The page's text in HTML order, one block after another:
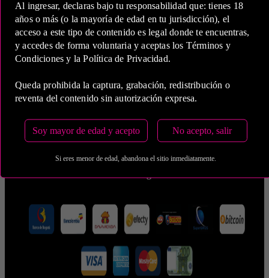
Al ingresar, declaras bajo tu responsabilidad que: tienes 18
años o más (o la mayoría de edad en tu jurisdicción), el
acceso a este tipo de contenido es legal donde te encuentras,
y accedes de forma voluntaria y aceptas los Términos y
Condiciones y la Política de Privacidad.
Queda prohibida la captura, grabación, redistribución o
reventa del contenido sin autorización expresa.
Soy mayor de edad y acepto No acepto, salir
Si eres menor de edad, abandona el sitio inmediatamente.
COP 750,000.00
5 Horas
COP 1,400,000.00